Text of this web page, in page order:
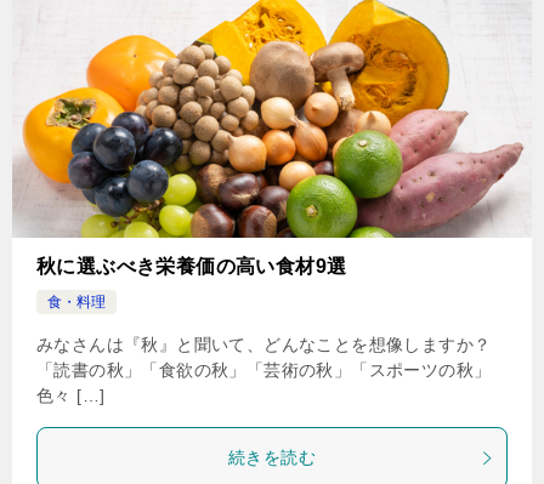
秋に選ぶべき栄養価の高い食材9選
食・料理
みなさんは『秋』と聞いて、どんなことを想像しますか？
「読書の秋」「食欲の秋」「芸術の秋」「スポーツの秋」
色々 […]
続きを読む